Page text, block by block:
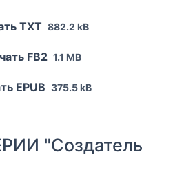
TXT 882.2 kB
FB2 1.1 MB
EPUB 375.5 kB
"Создатель